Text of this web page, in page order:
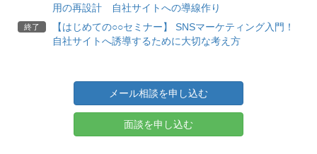
用の再設計 自社サイトへの導線作り
終了
【はじめての○○セミナー】 SNSマーケティング入門！
自社サイトへ誘導するために大切な考え方
メール相談を申し込む
面談を申し込む